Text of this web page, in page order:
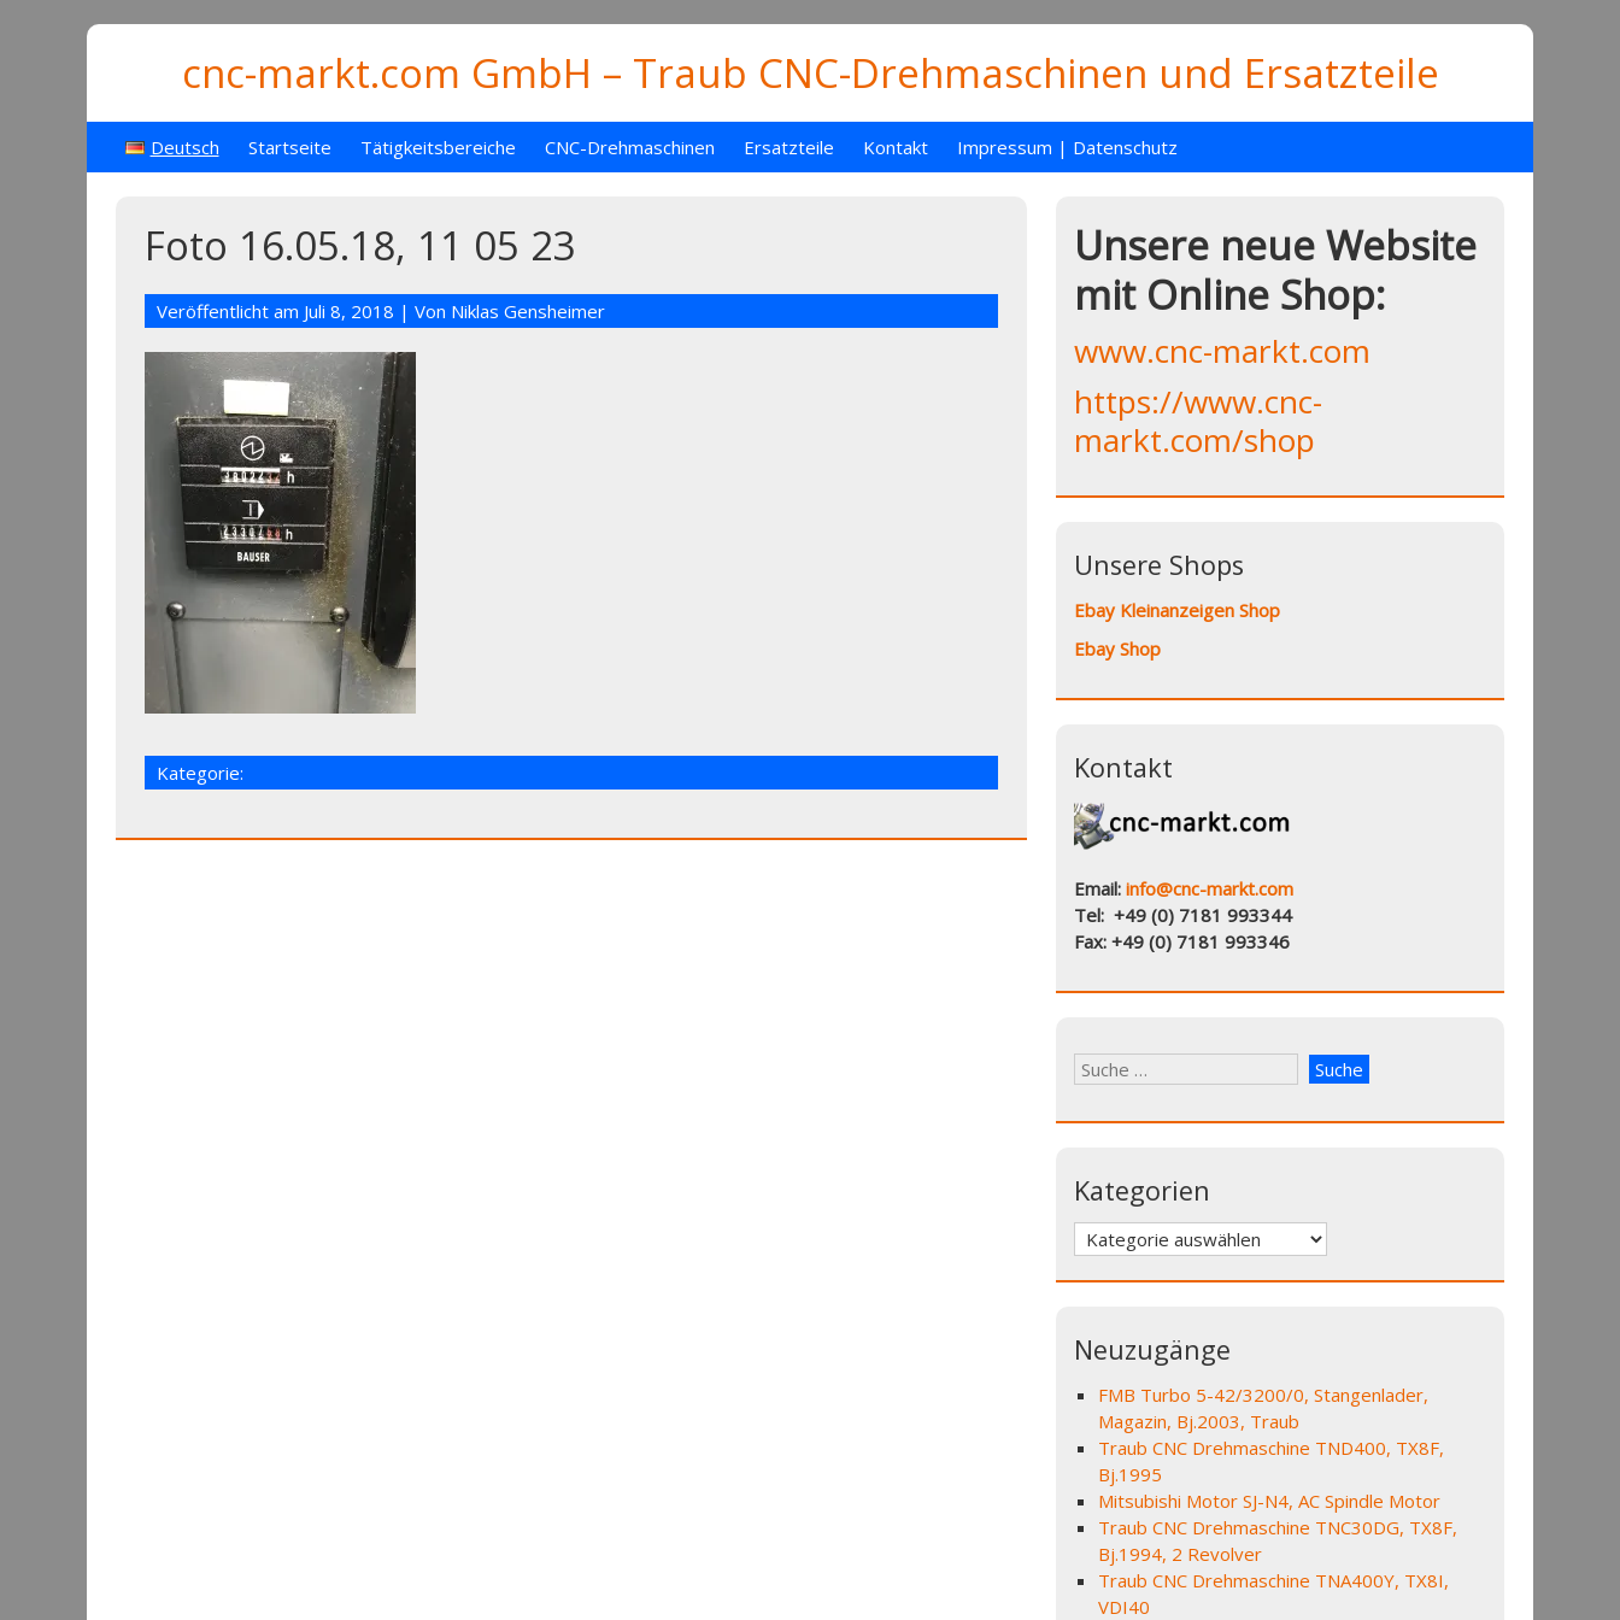
cnc-markt.com GmbH – Traub CNC-Drehmaschinen und Ersatzteile
Deutsch Startseite Tätigkeitsbereiche CNC-Drehmaschinen Ersatzteile Kontakt Impressum | Datenschutz
Foto 16.05.18, 11 05 23
Veröffentlicht am Juli 8, 2018 | Von Niklas Gensheimer
Kategorie:
Unsere neue Website
mit Online Shop:
www.cnc-markt.com
https://www.cnc-
markt.com/shop
Unsere Shops
Ebay Kleinanzeigen Shop
Ebay Shop
Kontakt
Email: info@cnc-markt.com
Tel: +49 (0) 7181 993344
Fax: +49 (0) 7181 993346
Kategorien
Kategorien
Neuzugänge
FMB Turbo 5-42/3200/0, Stangenlader,
Magazin, Bj.2003, Traub
Traub CNC Drehmaschine TND400, TX8F,
Bj.1995
Mitsubishi Motor SJ-N4, AC Spindle Motor
Traub CNC Drehmaschine TNC30DG, TX8F,
Bj.1994, 2 Revolver
Traub CNC Drehmaschine TNA400Y, TX8I,
VDI40